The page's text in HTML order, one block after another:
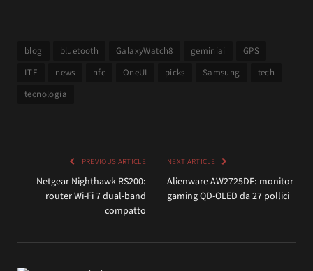
blog bluetooth GalaxyWatch8 geminiai
GPS
LTE
news nfc OneUI picks Samsung
tech
tecnologia
PREVIOUS ARTICLE
Netgear Nighthawk RS200:
router Wi-Fi 7 dual-band
compatto
NEXT ARTICLE
Alienware AW2725DF: monitor
gaming QD-OLED da 27 pollici